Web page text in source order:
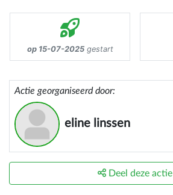
op 15-07-2025gestart
Actie georganiseerd door:
eline linssen
Deel deze actie